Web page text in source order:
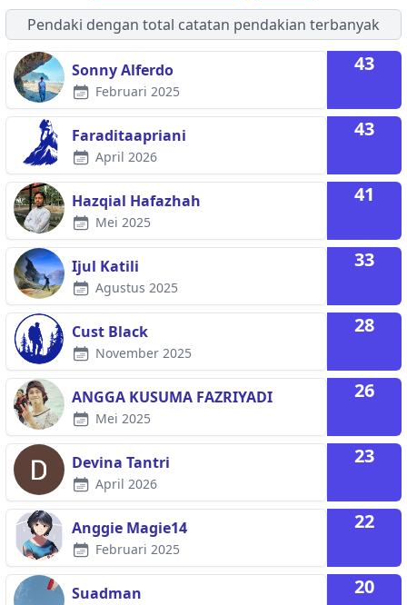
Pendaki dengan total catatan pendakian terbanyak
Sonny Alferdo
Februari 2025
43
Faraditaapriani
April 2026
43
Hazqial Hafazhah
Mei 2025
41
Ijul Katili
Agustus 2025
33
Cust Black
November 2025
28
ANGGA KUSUMA FAZRIYADI
Mei 2025
26
Devina Tantri
April 2026
23
Anggie Magie14
Februari 2025
22
Suadman 20